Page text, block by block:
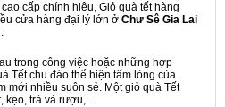
cấp chính hiệu, Giỏ quà tết hàng
cửa hàng đại lý lớn ở Chư Sê Gia Lai
trong công việc hoặc những hợp
Tết chu đáo thể hiện tấm lòng của
mới nhiều suôn sẻ. Một giỏ quà Tết
kẹo, trà và rượu,...